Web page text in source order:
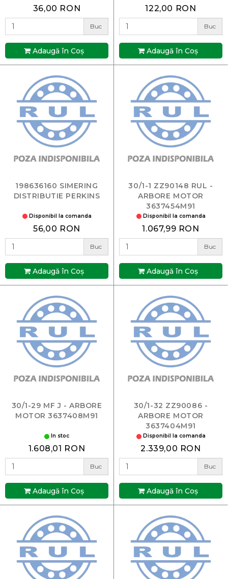
36,00 RON
Buc
Adaugă în Coş
122,00 RON
Buc
Adaugă în Coş
198636160 SIMERING
DISTRIBUTIE PERKINS
Disponibil la comanda
56,00 RON
Buc
Adaugă în Coş
30/1-1 ZZ90148 RUL -
ARBORE MOTOR
3637454M91
Disponibil la comanda
1.067,99 RON
Buc
Adaugă în Coş
30/1-29 MF J - ARBORE
MOTOR 3637408M91
In stoc
1.608,01 RON
Buc
Adaugă în Coş
30/1-32 ZZ90086 -
ARBORE MOTOR
3637404M91
Disponibil la comanda
2.339,00 RON
Buc
Adaugă în Coş